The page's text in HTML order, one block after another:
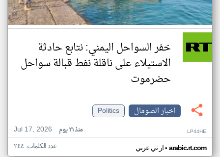
خفر السواحل اليمني: نتابع حادثة
الاستيلاء على ناقلة نفط قبالة سواحل
حضرموت
اخبار الصومال
Politics
Jul 17, 2026
منذ ٢١ يوم LP44HE
ار تي عربي• arabic.rt.com عدد الكلمات: ٢٤٤